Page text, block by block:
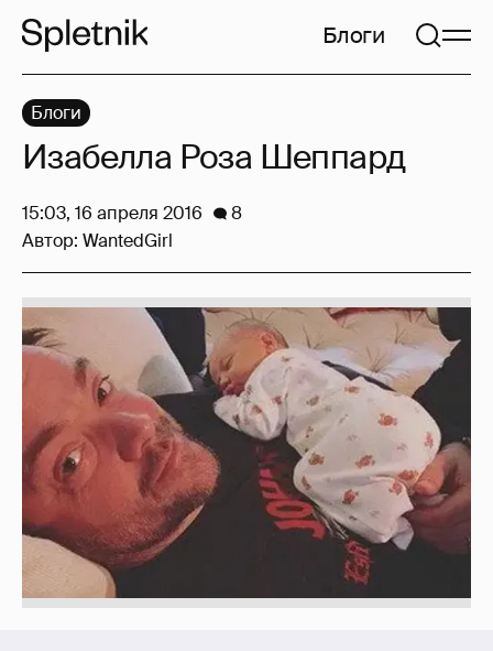
Блоги
Блоги
Изабелла Роза Шеппард
15:03, 16 апреля 2016
8
Автор: WantedGirl